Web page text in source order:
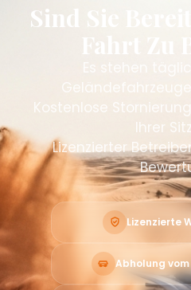
Sind Sie
Fahrt Zu
Es stehen
Kostenlose
Ihrer
Lizenzierter
Lizenzierte
Abholung